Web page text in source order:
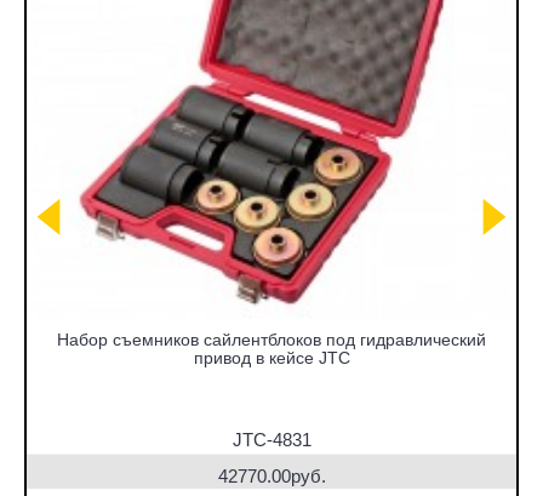
Набор съемников сайлентблоков под гидравлический
привод в кейсе JTC
JTC-4831
42770.00руб.